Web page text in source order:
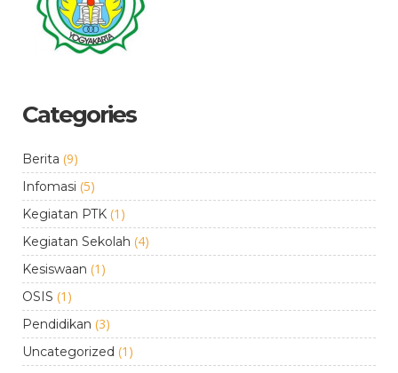
Categories
Berita (9)
Infomasi (5)
Kegiatan PTK (1)
Kegiatan Sekolah (4)
Kesiswaan (1)
OSIS (1)
Pendidikan (3)
Uncategorized (1)